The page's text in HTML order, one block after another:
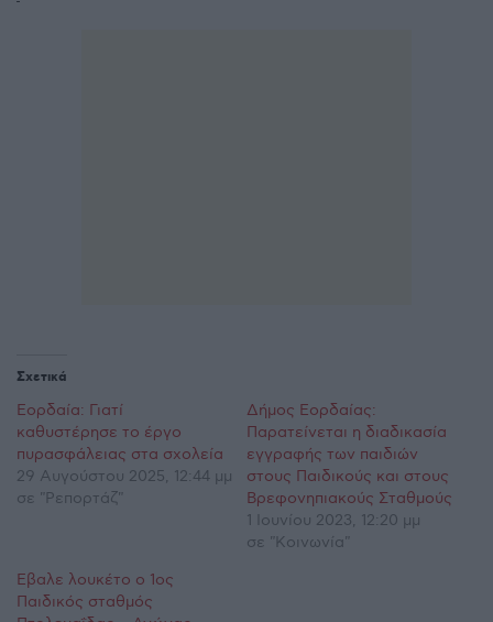
Σχετικά
Εορδαία: Γιατί
καθυστέρησε το έργο
πυρασφάλειας στα σχολεία
29 Αυγούστου 2025, 12:44 μμ
σε "Ρεπορτάζ"
Δήμος Εορδαίας:
Παρατείνεται η διαδικασία
εγγραφής των παιδιών
στους Παιδικούς και στους
Βρεφονηπιακούς Σταθμούς
1 Ιουνίου 2023, 12:20 μμ
σε "Κοινωνία"
Έβαλε λουκέτο ο 1ος
Παιδικός σταθμός